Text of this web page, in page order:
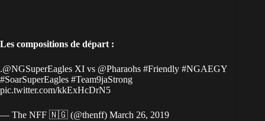
Les compositions de départ :
.@NGSuperEagles XI vs @Pharaohs #Friendly #NGAEGY
#SoarSuperEagles #Team9jaStrong
pic.twitter.com/kkExHcDrN5
— The NFF 🇳🇬 (@thenff) March 26, 2019